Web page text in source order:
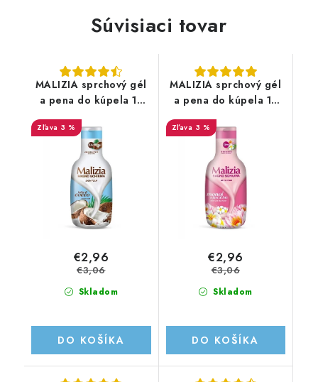
Súvisiaci tovar
MALIZIA sprchový gél
a pena do kúpela 1L
Kokosové mlieko
3 %
Skladom
€2,96
€3,06
DO KOŠÍKA
MALIZIA sprchový gél
a pena do kúpela 1L
Monoi a Lotosový kvet
3 %
Skladom
€2,96
€3,06
DO KOŠÍKA